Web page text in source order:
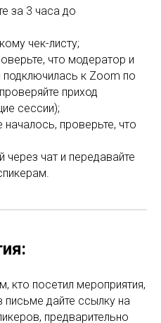
за 3 часа до
чек-листу;
что модератор и
подключилась к Zoom по
приход
сессии);
проверьте, что
через чат и передавайте
кто посетил мероприятия,
письме дайте ссылку на
предварительно